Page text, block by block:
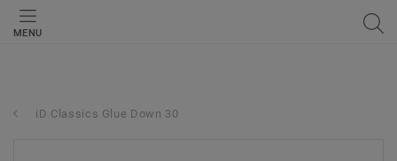
MENU
iD Classics Glue Down 30